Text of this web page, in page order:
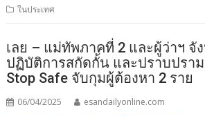
ในประเทศ
เลย – แม่ทัพภาคที่ 2 และผู้ว่าฯ จั
ปฏิบัติการสกัดกั้น และปราบปราม
Stop Safe จับกุมผู้ต้องหา 2 ราย
06/04/2025 esandailyonline.com